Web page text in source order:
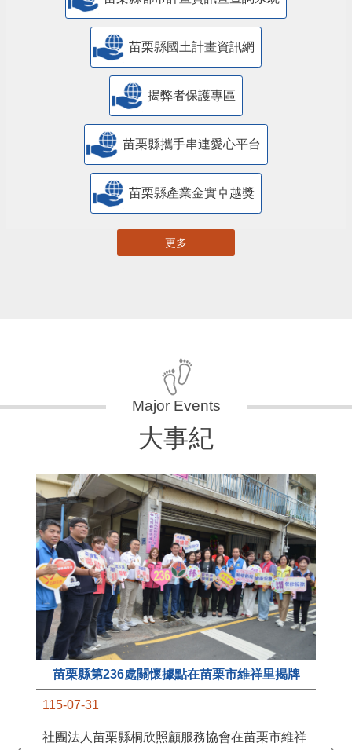
苗栗縣國土計畫資訊網
揭弊者保護專區
苗栗縣攜手串連愛心平台
苗栗縣產業金實卓越獎
更多
大事紀
苗栗縣第236處關懷據點在苗栗市維祥里揭牌
115-07-31
社團法人苗栗縣桐欣照顧服務協會在苗栗市維祥